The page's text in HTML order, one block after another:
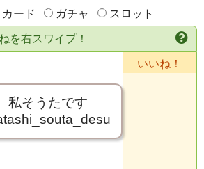
カード ガチャ スロット
を右スワイプ！
私そうたです
いいね！